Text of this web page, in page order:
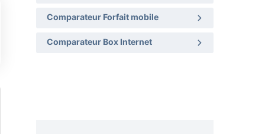
Comparateur Forfait mobile
Comparateur Box Internet